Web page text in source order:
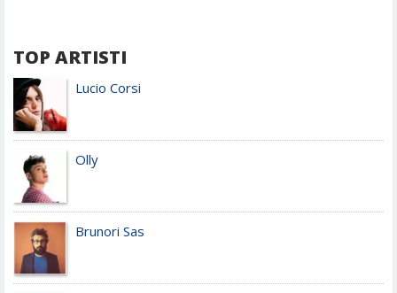
TOP ARTISTI
Lucio Corsi
Olly
Brunori Sas